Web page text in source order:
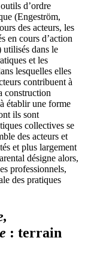
d’ordre
(Engeström,
des acteurs, les
en cours d’action
utilisés dans le
et les
lesquelles elles
contribuent à
construction
établir une forme
ils sont
collectives se
des acteurs et
et plus largement
désigne alors,
professionnels,
des pratiques
: terrain